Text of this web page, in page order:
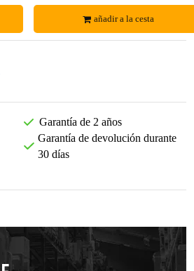
añadir a la cesta
Garantía de 2 años
Garantía de devolución durante
30 días